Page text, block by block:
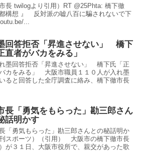
市長 twilogより引用）RT @25Phta: 橋下徹
都構想 』 反対派の嘘八百に騙されないで下
...
回答拒否「昇進させない」 橋下
直者がバカをみる」
墨回答拒否「昇進させない」 橋下氏「正
カをみる」 大阪市職員１１０人が入れ墨
ると回答した全庁調査に絡み、橋下徹市長
長「勇気をもらった」勘三郎さん
話明かす
「勇気もらった」勘三郎さんとの秘話明か
スポーツ）（引用） 大阪市の橋下徹市長
）が３１日、大阪市役所で、親交があった歌